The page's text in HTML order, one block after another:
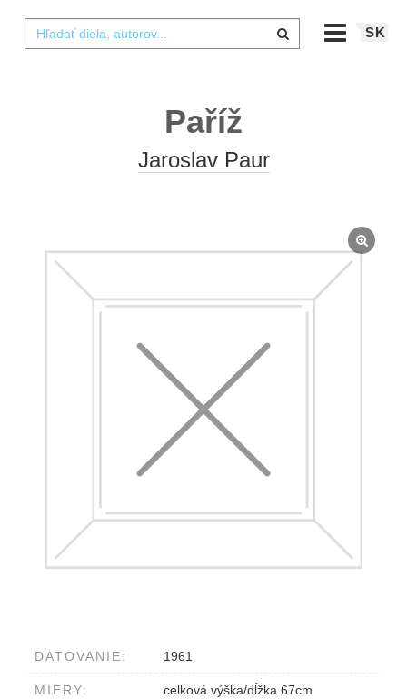
SK
Paříž
Jaroslav Paur
DATOVANIE: 1961
MIERY:
celková výška/dĺžka 67cm